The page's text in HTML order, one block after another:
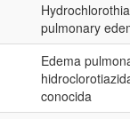
pulmonary
Edema
conocida